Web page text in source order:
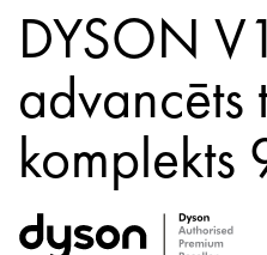
DYSON V12
advancēts